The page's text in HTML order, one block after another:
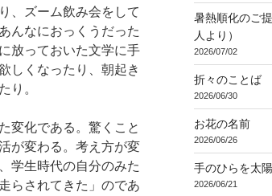
、ズーム飲み会をして
んなにおっくうだった
放っておいた文学に手
しくなったり、朝起き
り。
変化である。驚くこと
が変わる。考え方が変
学生時代の自分のみた
らされてきた」のであ
暑熱順化のご
人より）
2026/07/02
折々のことば
2026/06/30
お花の名前
2026/06/26
手のひらを太
2026/06/21